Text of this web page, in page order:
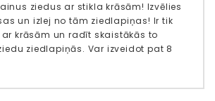
ziedus ar stikla krāsām! Izvēlies
un izlej no tām ziedlapiņas! Ir tik
krāsām un radīt skaistākās to
ziedlapiņās. Var izveidot pat 8